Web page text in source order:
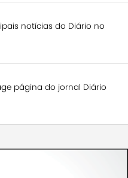
notícias do Diário no
página do jornal Diário